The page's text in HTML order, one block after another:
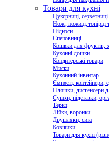
Товари для кухні
Цукорниці, серветниці
Ножі, ножиці, топірці
Підноси
Спецовниці
Кошики для фруктів,
Кухонні дошки
Кондитерські товари
Миски
Кухонний інвентар
Ємності, контейнери,
Пляшки, диспенсери
Сушки, підставки,
Терки
Лійки, воронки
Друшляки, сита
Ковшики
Товари для кухні